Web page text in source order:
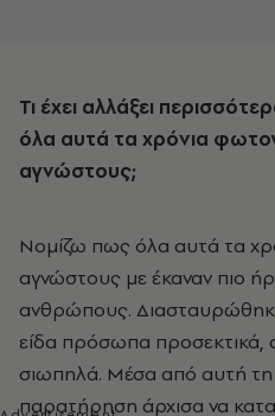
Τι έχει αλλάξει περισσότερο στον Άγγελο μέσα από
όλα αυτά τα χρόνια
αγνώστους;
Νομίζω πως όλα αυτά τα
αγνώστους με έκαναν πιο
ανθρώπους.
είδα πρόσωπα
σιωπηλά. Μέσα από αυτή
παρατήρηση άρχισα να